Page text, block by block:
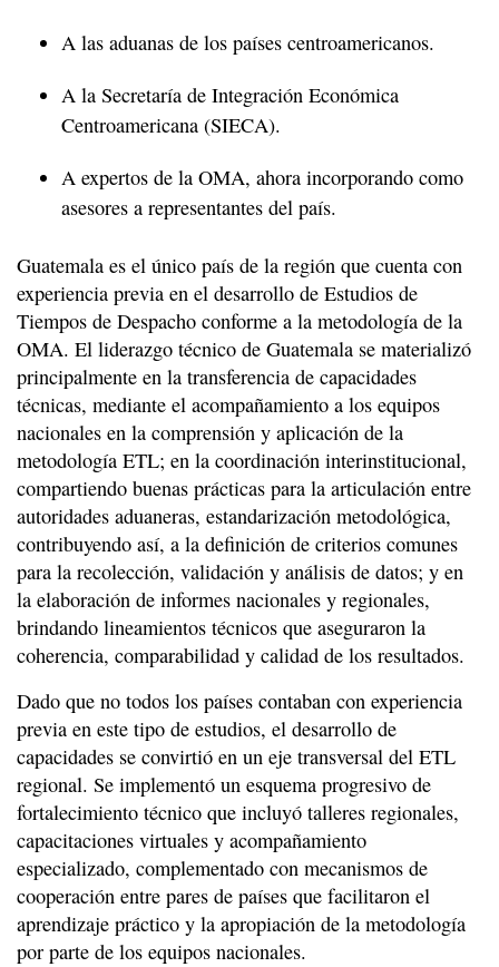
A las aduanas de los países centroamericanos.
A la Secretaría de Integración Económica
Centroamericana (SIECA).
A expertos de la OMA, ahora incorporando como
asesores a representantes del país.
Guatemala es el único país de la región que cuenta con
experiencia previa en el desarrollo de Estudios de
Tiempos de Despacho conforme a la metodología de la
OMA. El liderazgo técnico de Guatemala se materializó
principalmente en la transferencia de capacidades
técnicas, mediante el acompañamiento a los equipos
nacionales en la comprensión y aplicación de la
metodología ETL; en la coordinación interinstitucional,
compartiendo buenas prácticas para la articulación entre
autoridades aduaneras, estandarización metodológica,
contribuyendo así, a la definición de criterios comunes
para la recolección, validación y análisis de datos; y en
la elaboración de informes nacionales y regionales,
brindando lineamientos técnicos que aseguraron la
coherencia, comparabilidad y calidad de los resultados.
Dado que no todos los países contaban con experiencia
previa en este tipo de estudios, el desarrollo de
capacidades se convirtió en un eje transversal del ETL
regional. Se implementó un esquema progresivo de
fortalecimiento técnico que incluyó talleres regionales,
capacitaciones virtuales y acompañamiento
especializado, complementado con mecanismos de
cooperación entre pares de países que facilitaron el
aprendizaje práctico y la apropiación de la metodología
por parte de los equipos nacionales.